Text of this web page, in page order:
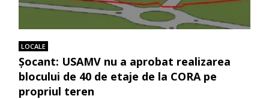
LOCALE
Șocant: USAMV nu a aprobat realizarea
blocului de 40 de etaje de la CORA pe
propriul teren